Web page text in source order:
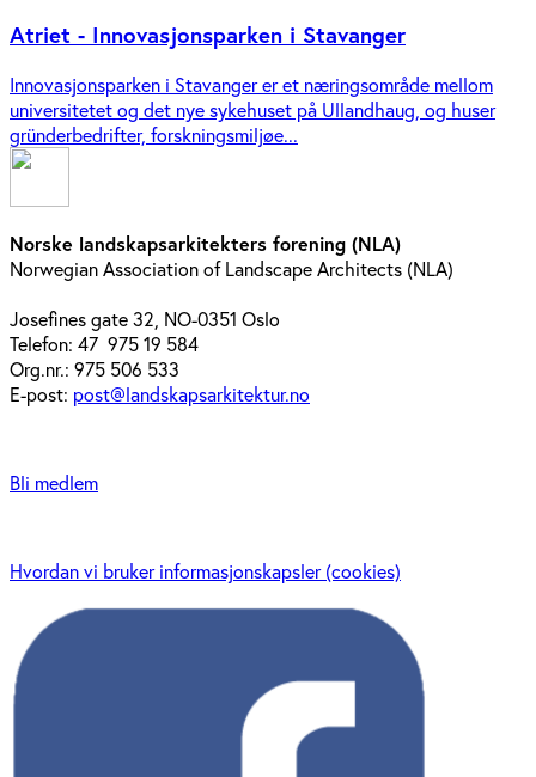
Atriet - Innovasjonsparken i Stavanger
Innovasjonsparken i Stavanger er et næringsområde mellom
universitetet og det nye sykehuset på Ullandhaug, og huser
gründerbedrifter, forskningsmiljøe...
Norske landskapsarkitekters forening (NLA)
Norwegian Association of Landscape Architects (NLA)
Josefines gate 32, NO-0351 Oslo
Telefon: 47 975 19 584
Org.nr.: 975 506 533
E-post: post@landskapsarkitektur.no
Bli medlem
Hvordan vi bruker informasjonskapsler (cookies)